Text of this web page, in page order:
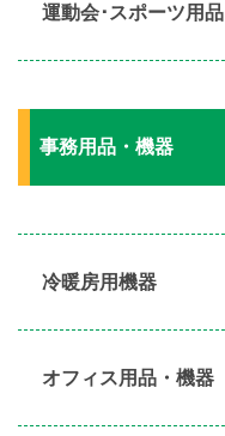
運動会･スポーツ用品​
事務用品・機器
冷暖房用機器​
オフィス用品・機器​